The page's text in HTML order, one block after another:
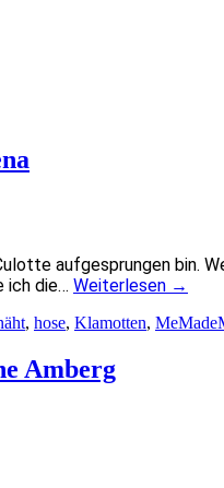
aufgesprungen bin.
ich die… Weiterlesen →
, hose, Klamotten,
Amberg